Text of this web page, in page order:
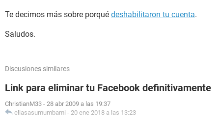
Te decimos más sobre porqué deshabilitaron tu cuenta.
Saludos.
Discusiones similares
Link para eliminar tu Facebook definitivamente
ChristianM33 - 28 abr 2009 a las 19:37
eliasasumumbami - 20 ene 2018 a las 13:23